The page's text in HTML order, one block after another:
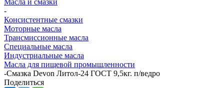
-
Консистентные смазки
Моторные масла
Трансмиссионные масла
Специальные масла
Индустриальные масла
Масла для пищевой промышленности
-Смазка Devon Литол-24 ГОСТ 9,5кг. п/ведро
Поделиться